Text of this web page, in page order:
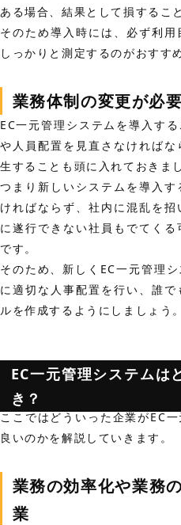
ある場合、結果として損するこ
そのため導入時には、必ず利
しっかりと測定するのがおすす
業務体制の変更が必
EC一元管理システムを導入す
や人員配置を見直さなければ
生することも頭に入れておきま
つまり新しいシステムを導入
ければならず、社内に混乱を
に遂行できない社員もでてく
です。
そのため、新しくEC一元管理
に適切な人事配置を行い、誰
ルを作成するようにしましょう。
EC一元管理システムは
き？
ここではどういった企業がEC
良いのかを解説していきます。
業務の効率化や業務
業